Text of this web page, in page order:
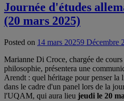
Journée d'études
(20 mars 2025)
Posted on 14 mars 20259 Décembre
Marianne Di Croce, chargée de
philosophie, présentera une
Arendt : quel héritage pour penser
dans le cadre d'un panel lors de la
l'UQAM, qui aura lieu jeudi le 20